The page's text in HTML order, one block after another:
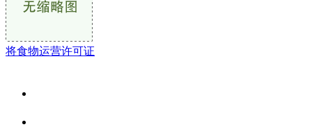
将食物运营许可证